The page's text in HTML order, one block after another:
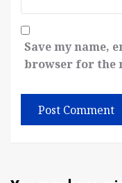
Save my name,
browser for the